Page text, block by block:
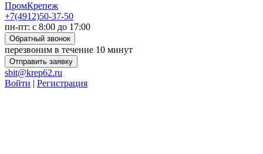
ПромКрепеж
+7(4912)50-37-50
пн-пт: с 8:00 до 17:00
Обратный звонок
перезвоним в течение 10 минут
Отправить заявку
sbit@krep62.ru
Войти | Регистрация